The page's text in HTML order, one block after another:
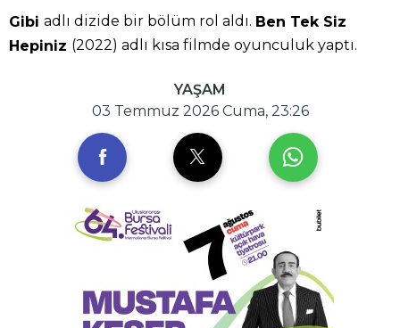
Gibi adlı dizide bir bölüm rol aldı. Ben Tek Siz
Hepiniz (2022) adlı kısa filmde oyunculuk yaptı.
YAŞAM
03 Temmuz 2026 Cuma, 23:26